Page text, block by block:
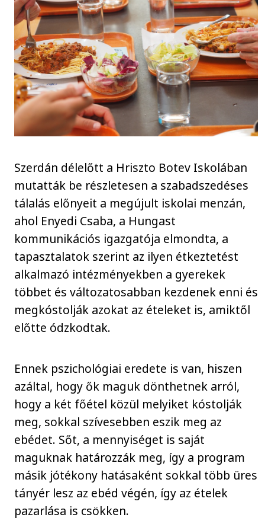
Szerdán délelőtt a Hriszto Botev Iskolában
mutatták be részletesen a szabadszedéses
tálalás előnyeit a megújult iskolai menzán,
ahol Enyedi Csaba, a Hungast
kommunikációs igazgatója elmondta, a
tapasztalatok szerint az ilyen étkeztetést
alkalmazó intézményekben a gyerekek
többet és változatosabban kezdenek enni és
megkóstolják azokat az ételeket is, amiktől
előtte ódzkodtak.
Ennek pszichológiai eredete is van, hiszen
azáltal, hogy ők maguk dönthetnek arról,
hogy a két főétel közül melyiket kóstolják
meg, sokkal szívesebben eszik meg az
ebédet. Sőt, a mennyiséget is saját
maguknak határozzák meg, így a program
másik jótékony hatásaként sokkal több üres
tányér lesz az ebéd végén, így az ételek
pazarlása is csökken.